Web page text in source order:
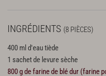
INGRÉDIENTS (8 PIÈCES)
400 ml d'eau tiède
1 sachet de levure sèche
800 g de farine de blé dur (farine